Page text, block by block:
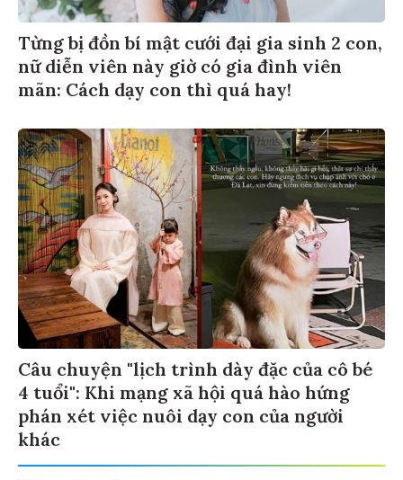
Từng bị đồn bí mật cưới đại gia sinh 2 con,
nữ diễn viên này giờ có gia đình viên
mãn: Cách dạy con thì quá hay!
Câu chuyện "lịch trình dày đặc của cô bé
4 tuổi": Khi mạng xã hội quá hào hứng
phán xét việc nuôi dạy con của người
khác